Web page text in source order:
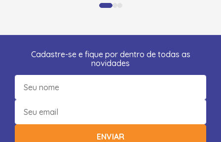
Cadastre-se e fique por dentro de todas as
novidades
ENVIAR